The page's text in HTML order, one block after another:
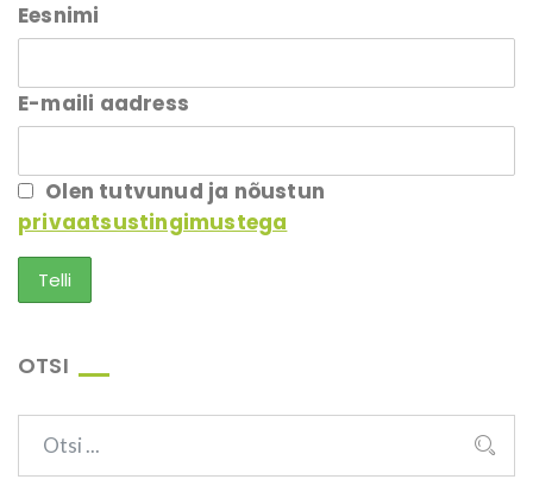
Eesnimi
E-maili aadress
Olen tutvunud ja nõustun
privaatsustingimustega
OTSI